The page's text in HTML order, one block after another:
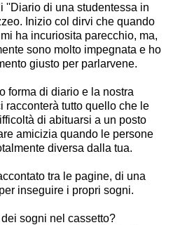
''Diario di una studentessa in
Inizio col dirvi che quando
ha incuriosita parecchio, ma,
sono molto impegnata e ho
giusto per parlarvene.
forma di diario e la nostra
racconterà tutto quello che le
di abituarsi a un posto
amicizia quando le persone
diversa dalla tua.
tra le pagine, di una
inseguire i propri sogni.
sogni nel cassetto?